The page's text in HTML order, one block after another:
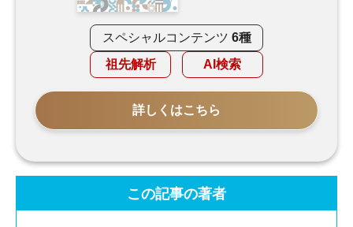
スペシャルコンテンツ 6種
祖先解析
AI検索
詳しくはこちら
この記事の著者